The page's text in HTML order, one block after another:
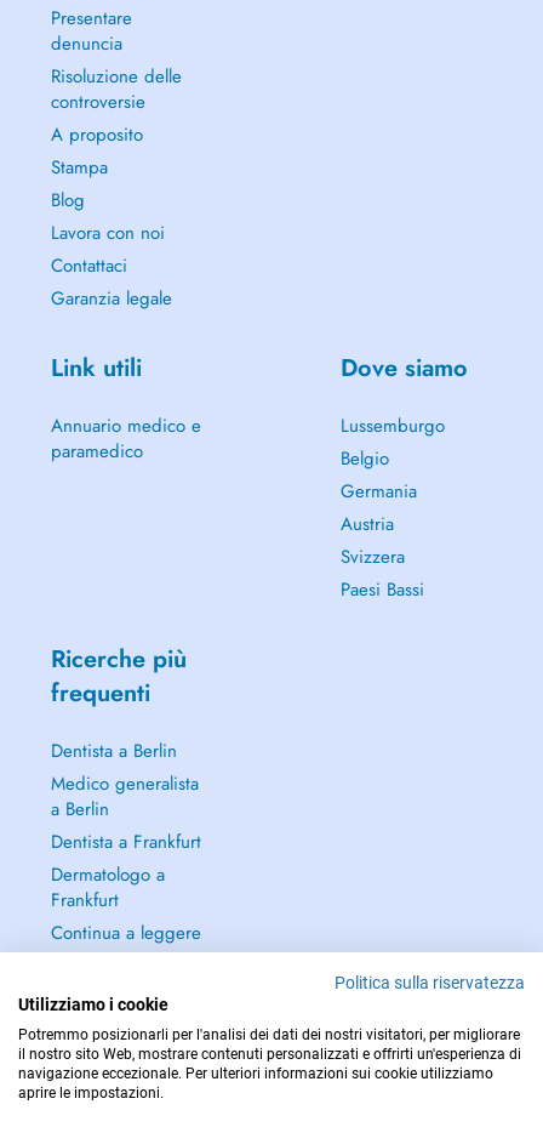
Presentare
denuncia
Risoluzione delle
controversie
A proposito
Stampa
Blog
Lavora con noi
Contattaci
Garanzia legale
Link utili
Annuario medico e
paramedico
Dove siamo
Lussemburgo
Belgio
Germania
Austria
Svizzera
Paesi Bassi
Ricerche più
frequenti
Dentista a Berlin
Medico generalista
a Berlin
Dentista a Frankfurt
Dermatologo a
Frankfurt
Continua a leggere
→
PER LE URGENZE, CONSULTARE : 112
Politica sulla riservatezza
Utilizziamo i cookie
Potremmo posizionarli per l'analisi dei dati dei nostri visitatori, per migliorare
il nostro sito Web, mostrare contenuti personalizzati e offrirti un'esperienza di
navigazione eccezionale. Per ulteriori informazioni sui cookie utilizziamo
aprire le impostazioni.